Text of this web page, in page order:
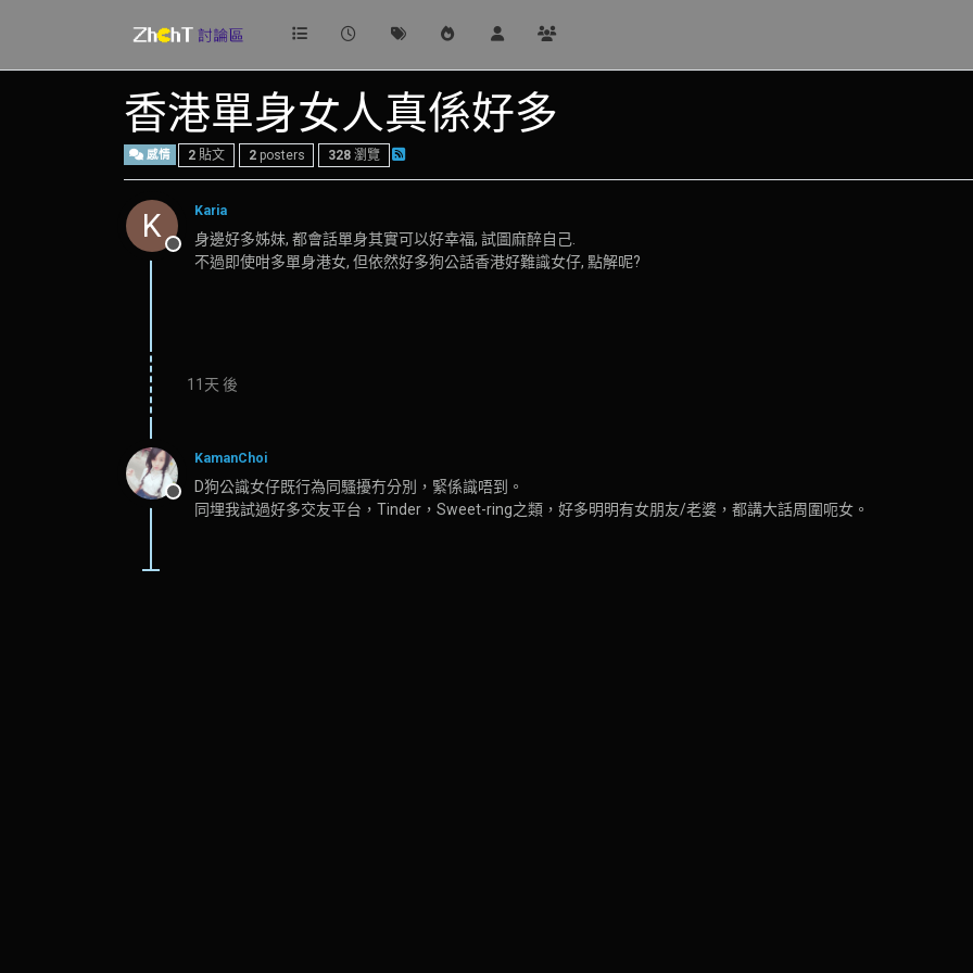
香港單身女人真係好多
感情 2 貼文 2 posters 328 瀏覽
K
離線
Karia
身邊好多姊妹, 都會話單身其實可以好幸福, 試圖麻醉自己.
不過即使咁多單身港女, 但依然好多狗公話香港好難識女仔, 點解呢?
11天 後
離線
KamanChoi
D狗公識女仔既行為同騷擾冇分別，緊係識唔到。
同埋我試過好多交友平台，Tinder，Sweet-ring之類，好多明明有女朋友/老婆，都講大話周圍呃女。